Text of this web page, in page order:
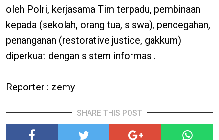
oleh Polri, kerjasama Tim terpadu, pembinaan
kepada (sekolah, orang tua, siswa), pencegahan,
penanganan (restorative justice, gakkum)
diperkuat dengan sistem informasi.
Reporter : zemy
SHARE THIS POST